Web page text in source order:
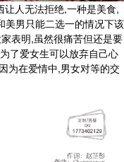
让人无法拒绝,一种是美食,
美男只能二选一的情况下该
表明,虽然很痛苦但还是要
了爱女生可以放弃自己心
为在爱情中,男女对等的交